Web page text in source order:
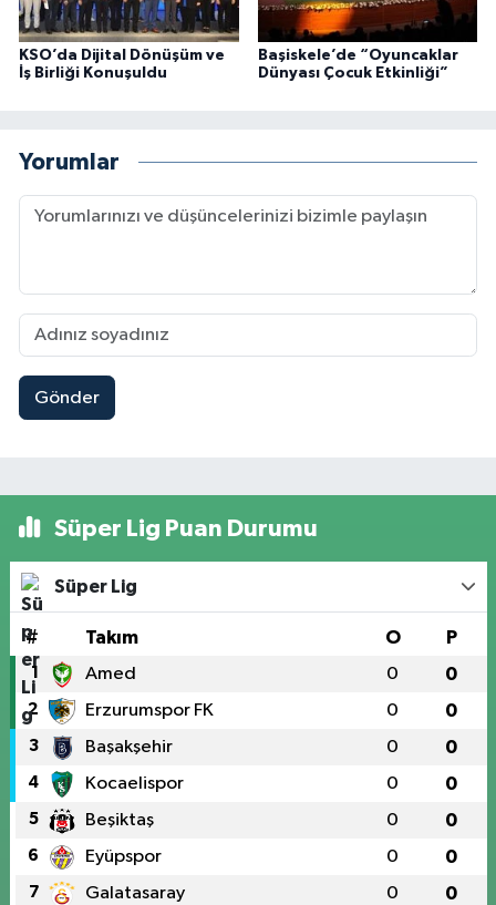
KSO’da Dijital Dönüşüm ve
İş Birliği Konuşuldu
Başiskele’de “Oyuncaklar
Dünyası Çocuk Etkinliği”
Yorumlar
Gönder
Süper Lig Puan Durumu
Süper Lig
# Takım O P
1 Amed 0 0
2 Erzurumspor FK 0 0
3 Başakşehir 0 0
4 Kocaelispor 0 0
5 Beşiktaş 0 0
6 Eyüpspor 0 0
7 Galatasaray 0 0